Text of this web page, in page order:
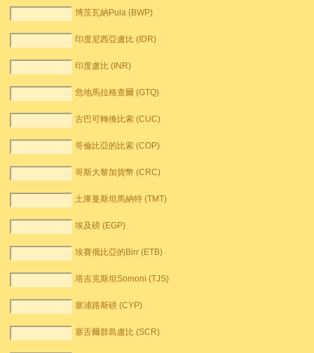
博茨瓦納Pula (BWP)
印度尼西亞盧比 (IDR)
印度盧比 (INR)
危地馬拉格查爾 (GTQ)
古巴可轉換比索 (CUC)
哥倫比亞的比索 (COP)
哥斯大黎加貨幣 (CRC)
土庫曼斯坦馬納特 (TMT)
埃及磅 (EGP)
埃賽俄比亞的Birr (ETB)
塔吉克斯坦Somoni (TJS)
塞浦路斯磅 (CYP)
塞舌爾群島盧比 (SCR)